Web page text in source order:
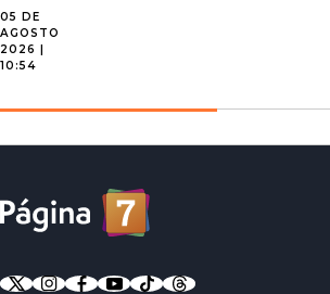
05 DE
AGOSTO
2026 |
10:54